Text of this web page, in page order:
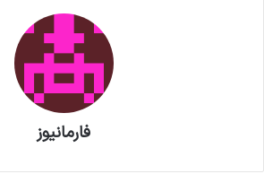
کنترل کیفی فرآورده‌های دارویی
نظارتی این کشور تقویت شود.
فارمانیوز